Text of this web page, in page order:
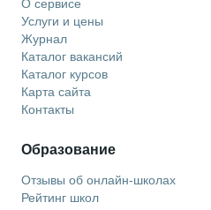
О сервисе
Услуги и цены
Журнал
Каталог вакансий
Каталог курсов
Карта сайта
Контакты
Образование
Отзывы об онлайн-школах
Рейтинг школ